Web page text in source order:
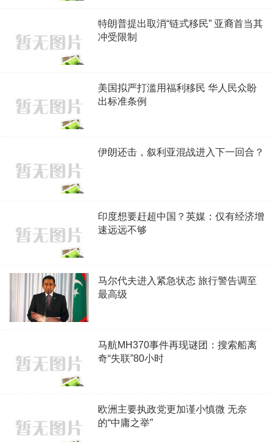
特朗普提出取消“链式移民” 亚裔首当其
冲受限制
美国拟严打滥用福利移民 华人民众盼
出标准条例
伊朗还击，叙利亚混战进入下一回合？
印度想要赶超中国？英媒：仅有经济增
速远远不够
马尔代夫进入紧急状态 旅行警告调至
最高级
马航MH370事件再现谜团：搜索船离
奇“失联”80小时
欧洲主要执政党更加谨小慎微 无奈
的“中庸之举”